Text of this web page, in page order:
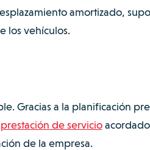
amortizado,
los vehículos.
Gracias a la planificación
de servicio
de la empresa.